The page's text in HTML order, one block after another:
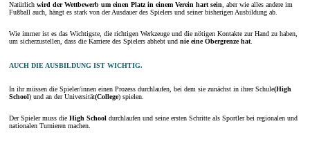
Natürlich wird der Wettbewerb um einen Platz in einem Verein hart sein, aber wie alles andere im
Fußball auch, hängt es stark von der Ausdauer des Spielers und seiner bisherigen Ausbildung ab.
Wie immer ist es das Wichtigste, die richtigen Werkzeuge und die nötigen Kontakte zur Hand zu haben,
um sicherzustellen, dass die Karriere des Spielers abhebt und nie eine Obergrenze hat.
AUCH DIE AUSBILDUNG IST WICHTIG.
In ihr müssen die Spieler/innen einen Prozess durchlaufen, bei dem sie zunächst in ihrer Schule(High
School) und an der Universität(College) spielen.
Der Spieler muss die High School durchlaufen und seine ersten Schritte als Sportler bei regionalen und
nationalen Turnieren machen.